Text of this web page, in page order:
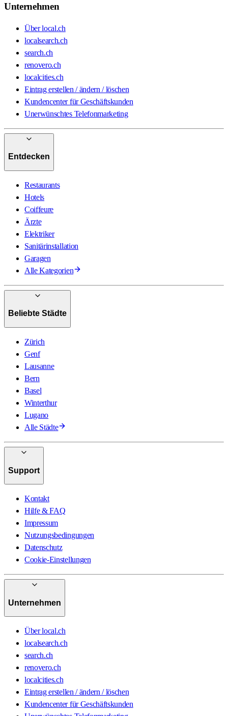
Unternehmen
Über local.ch
localsearch.ch
search.ch
renovero.ch
localcities.ch
Eintrag erstellen / ändern / löschen
Kundencenter für Geschäftskunden
Unerwünschtes Telefonmarketing
Entdecken
Restaurants
Hotels
Coiffeure
Ärzte
Elektriker
Sanitärinstallation
Garagen
Alle Kategorien
Beliebte Städte
Zürich
Genf
Lausanne
Bern
Basel
Winterthur
Lugano
Alle Städte
Support
Kontakt
Hilfe & FAQ
Impressum
Nutzungsbedingungen
Datenschutz
Cookie-Einstellungen
Unternehmen
Über local.ch
localsearch.ch
search.ch
renovero.ch
localcities.ch
Eintrag erstellen / ändern / löschen
Kundencenter für Geschäftskunden